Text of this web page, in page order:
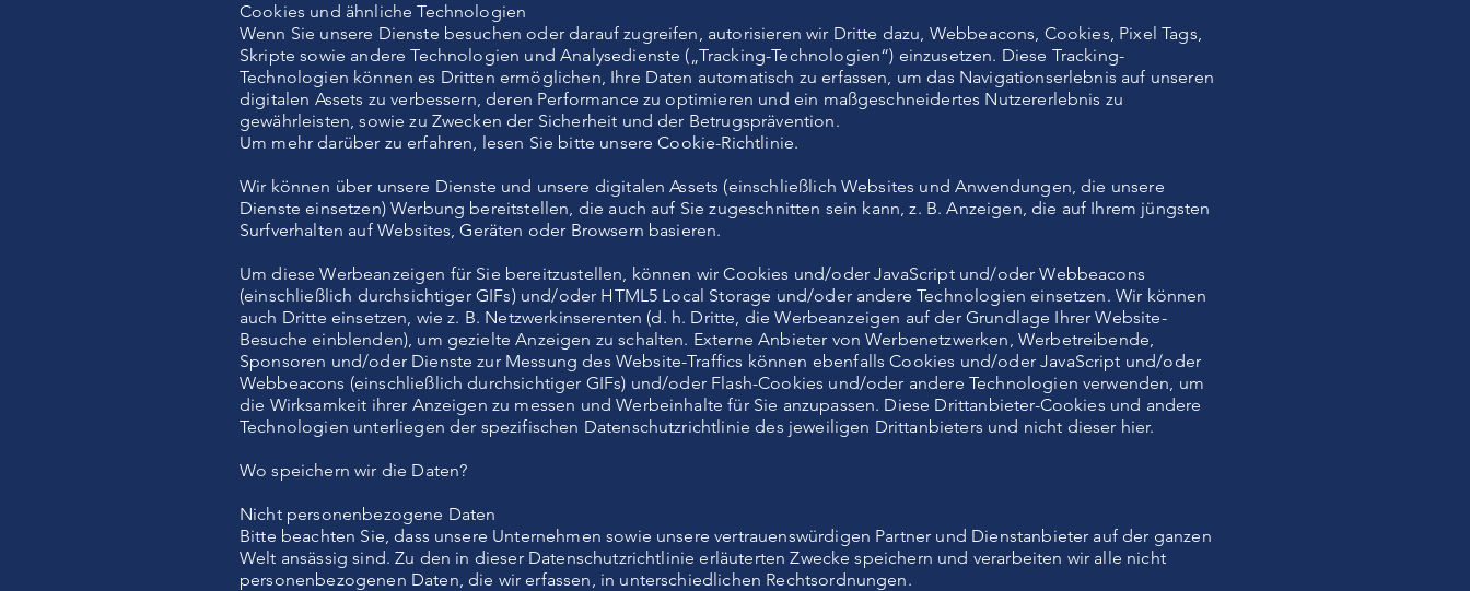
Cookies und ähnliche Technologien
Wenn Sie unsere Dienste besuchen oder darauf zugreifen, autorisieren wir Dritte dazu, Webbeacons, Cookies, Pixel Tags,
Skripte sowie andere Technologien und Analysedienste („Tracking-Technologien“) einzusetzen. Diese Tracking-
Technologien können es Dritten ermöglichen, Ihre Daten automatisch zu erfassen, um das Navigationserlebnis auf unseren
digitalen Assets zu verbessern, deren Performance zu optimieren und ein maßgeschneidertes Nutzererlebnis zu
gewährleisten, sowie zu Zwecken der Sicherheit und der Betrugsprävention.
Um mehr darüber zu erfahren, lesen Sie bitte unsere Cookie-Richtlinie.
Wir können über unsere Dienste und unsere digitalen Assets (einschließlich Websites und Anwendungen, die unsere
Dienste einsetzen) Werbung bereitstellen, die auch auf Sie zugeschnitten sein kann, z. B. Anzeigen, die auf Ihrem jüngsten
Surfverhalten auf Websites, Geräten oder Browsern basieren.
Um diese Werbeanzeigen für Sie bereitzustellen, können wir Cookies und/oder JavaScript und/oder Webbeacons
(einschließlich durchsichtiger GIFs) und/oder HTML5 Local Storage und/oder andere Technologien einsetzen. Wir können
auch Dritte einsetzen, wie z. B. Netzwerkinserenten (d. h. Dritte, die Werbeanzeigen auf der Grundlage Ihrer Website-
Besuche einblenden), um gezielte Anzeigen zu schalten. Externe Anbieter von Werbenetzwerken, Werbetreibende,
Sponsoren und/oder Dienste zur Messung des Website-Traffics können ebenfalls Cookies und/oder JavaScript und/oder
Webbeacons (einschließlich durchsichtiger GIFs) und/oder Flash-Cookies und/oder andere Technologien verwenden, um
die Wirksamkeit ihrer Anzeigen zu messen und Werbeinhalte für Sie anzupassen. Diese Drittanbieter-Cookies und andere
Technologien unterliegen der spezifischen Datenschutzrichtlinie des jeweiligen Drittanbieters und nicht dieser hier.
Wo speichern wir die Daten?
Nicht personenbezogene Daten
Bitte beachten Sie, dass unsere Unternehmen sowie unsere vertrauenswürdigen Partner und Dienstanbieter auf der ganzen
Welt ansässig sind. Zu den in dieser Datenschutzrichtlinie erläuterten Zwecke speichern und verarbeiten wir alle nicht
personenbezogenen Daten, die wir erfassen, in unterschiedlichen Rechtsordnungen.